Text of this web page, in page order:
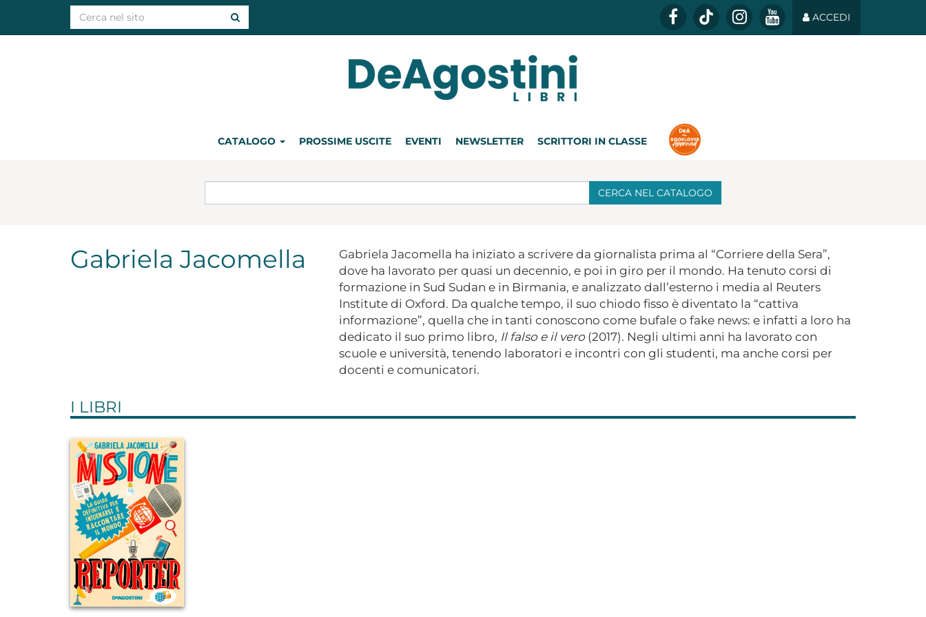
ACCEDI
CATALOGO PROSSIME USCITE EVENTI NEWSLETTER SCRITTORI IN CLASSE
CERCA NEL CATALOGO
Gabriela Jacomella Gabriela Jacomella ha iniziato a scrivere da giornalista prima al “Corriere della Sera”,
dove ha lavorato per quasi un decennio, e poi in giro per il mondo. Ha tenuto corsi di
formazione in Sud Sudan e in Birmania, e analizzato dall’esterno i media al Reuters
Institute di Oxford. Da qualche tempo, il suo chiodo fisso è diventato la “cattiva
informazione”, quella che in tanti conoscono come bufale o fake news: e infatti a loro ha
dedicato il suo primo libro, Il falso e il vero(2017). Negli ultimi anni ha lavorato con
scuole e università, tenendo laboratori e incontri con gli studenti, ma anche corsi per
docenti e comunicatori.
I LIBRI